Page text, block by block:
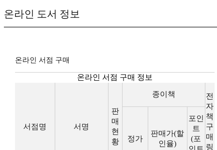
온라인 도서 정보
온라인 서점 구매
온라인 서점 구매 정보
서점명 서명
판
매
현
황
종이책
전
자
책
구
매
링
정가
판매가(할
인율)
포인
트
(포